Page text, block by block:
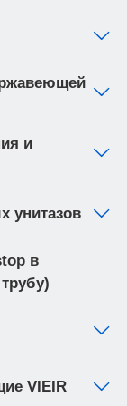
и
унитазов
в
VIEIR